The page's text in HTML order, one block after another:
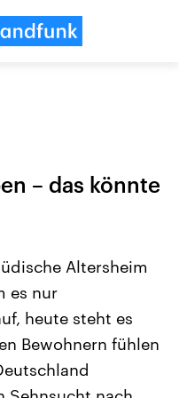
USA
Aktuelle Beiträge,
Hintergründe
Wirtschaftlich und
gehören die Vereinigten
den mächtigsten Ländern
mit großem Einfluss auf
– das könnte
Altersheim
es nur
heute steht es
Bewohnern fühlen